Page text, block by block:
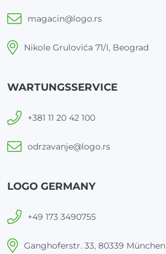
magacin@logo.rs
Nikole Grulovića 71/I, Beograd
WARTUNGSSERVICE
+381 11 20 42 100
odrzavanje@logo.rs
LOGO GERMANY
+49 173 3490755
Ganghoferstr. 33, 80339 München